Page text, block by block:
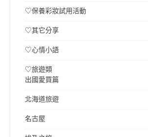
♡保養彩妝試用活動
♡其它分享
♡心情小語
♡旅遊類
出國愛買篇
北海道旅遊
名古屋